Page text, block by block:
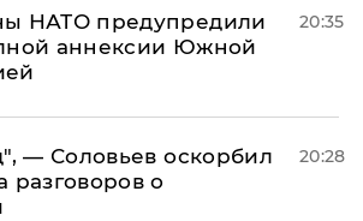
НАТО предупредили
аннексии Южной
20:35
— Соловьев оскорбил
разговоров о
20:28